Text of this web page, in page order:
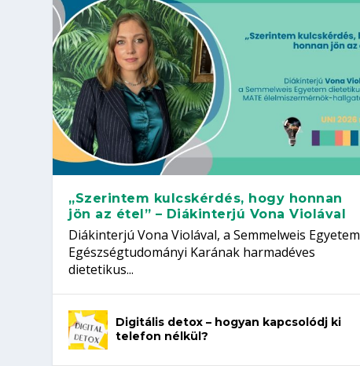
„Szerintem kulcskérdés, hogy honnan
jön az étel” – Diákinterjú Vona Violával
Diákinterjú Vona Violával, a Semmelweis Egyetem
Egészségtudományi Karának harmadéves
dietetikus...
Digitális detox – hogyan kapcsolódj ki
telefon nélkül?